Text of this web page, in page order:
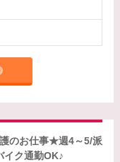
護のお仕事★週4～5/派
ク通勤OK♪